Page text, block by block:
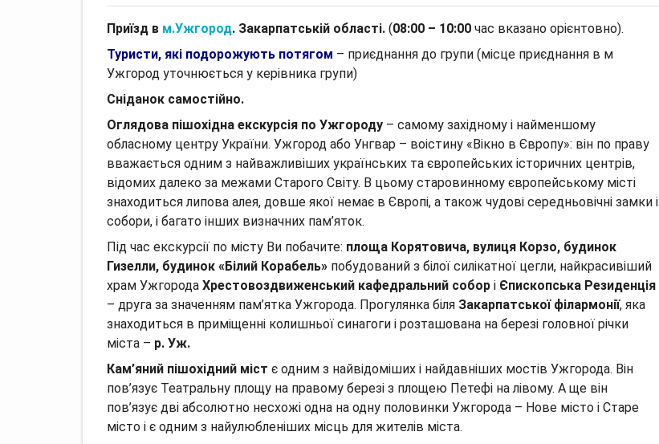
Приїзд в м.Ужгород. Закарпатській області. (08:00 – 10:00 час вказано орієнтовно).
Туристи, які подорожують потягом – приєднання до групи (місце приєднання в м
Ужгород уточнюється у керівника групи)
Сніданок самостійно.
Оглядова пішохідна екскурсія по Ужгороду – самому західному і найменшому
обласному центру України. Ужгород або Унгвар – воістину «Вікно в Європу»: він по праву
вважається одним з найважливіших українських та європейських історичних центрів,
відомих далеко за межами Старого Світу. В цьому старовинному європейському місті
знаходиться липова алея, довше якої немає в Європі, а також чудові середньовічні замки і
собори, і багато інших визначних пам’яток.
Під час екскурсії по місту Ви побачите: площа Корятовича, вулиця Корзо, будинок
Гизелли, будинок «Білий Корабель» побудований з білої силікатної цегли, найкрасивіший
храм Ужгорода Хрестовоздвиженський кафедральний собор і Єпископська Резиденція
– друга за значенням пам’ятка Ужгорода. Прогулянка біля Закарпатської філармонії, яка
знаходиться в приміщенні колишньої синагоги і розташована на березі головної річки
міста – р. Уж.
Кам’яний пішохідний міст є одним з найвідоміших і найдавніших мостів Ужгорода. Він
пов’язує Театральну площу на правому березі з площею Петефі на лівому. А ще він
пов’язує дві абсолютно несхожі одна на одну половинки Ужгорода – Нове місто і Старе
місто і є одним з найулюбленіших місць для жителів міста.